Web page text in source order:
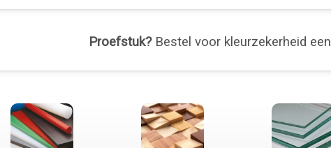
Proefstuk?Bestel voor kleurzekerheid een